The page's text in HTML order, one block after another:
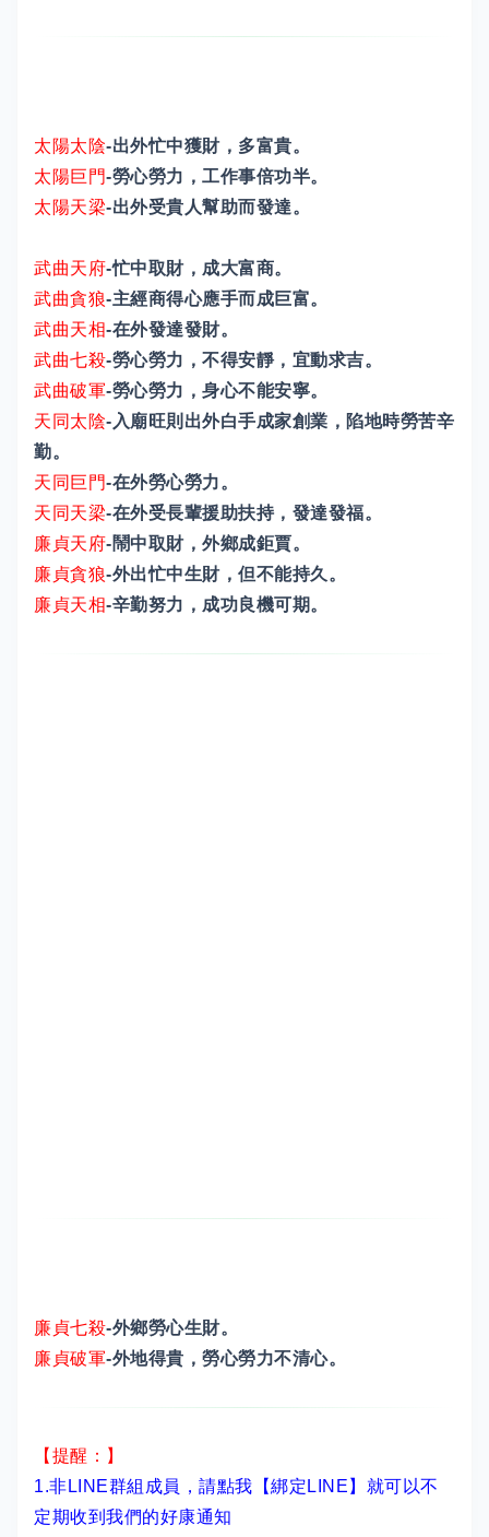
太陽太陰-出外忙中獲財，多富貴。
太陽巨門-勞心勞力，工作事倍功半。
太陽天梁-出外受貴人幫助而發達。
武曲天府-忙中取財，成大富商。
武曲貪狼-主經商得心應手而成巨富。
武曲天相-在外發達發財。
武曲七殺-勞心勞力，不得安靜，宜動求吉。
武曲破軍-勞心勞力，身心不能安寧。
天同太陰-入廟旺則出外白手成家創業，陷地時勞苦辛
勤。
天同巨門-在外勞心勞力。
天同天梁-在外受長輩援助扶持，發達發福。
廉貞天府-鬧中取財，外鄉成鉅賈。
廉貞貪狼-外出忙中生財，但不能持久。
廉貞天相-辛勤努力，成功良機可期。
廉貞七殺-外鄉勞心生財。
廉貞破軍-外地得貴，勞心勞力不清心。
【提醒：】
1.非LINE群組成員， 請點我【綁定LINE】 就可以不
定期收到我們的好康通知